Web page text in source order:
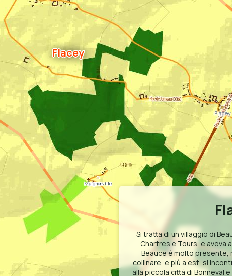
Si tratta di un villaggio di
Chartres e Tours, e aveva
Beauce è molto presente,
collinare, e più a est, si
alla piccola città di Bonneval
Flacey
Maignanville
Flacey